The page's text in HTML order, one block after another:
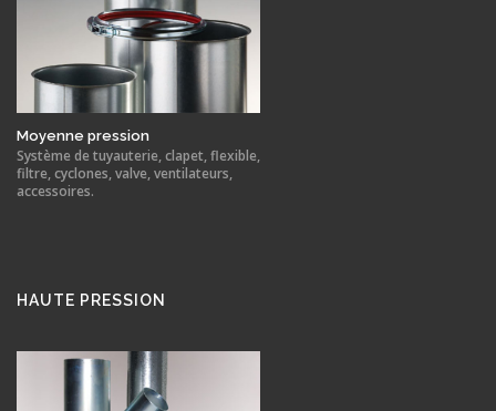
Moyenne pression
Système de tuyauterie, clapet, flexible,
filtre, cyclones, valve, ventilateurs,
accessoires.
HAUTE PRESSION